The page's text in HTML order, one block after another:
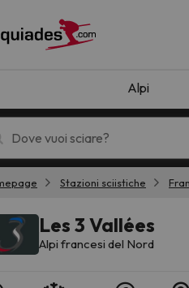
Alpi
Stazioni sciistiche
Les 3 Vallées
Alpi francesi del Nord